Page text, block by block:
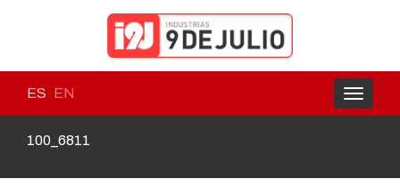
ES EN
Toggle
100_6811